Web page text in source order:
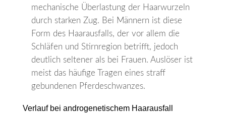
mechanische Überlastung der Haarwurzeln
durch starken Zug. Bei Männern ist diese
Form des Haarausfalls, der vor allem die
Schläfen und Stirnregion betrifft, jedoch
deutlich seltener als bei Frauen. Auslöser ist
meist das häufige Tragen eines straff
gebundenen Pferdeschwanzes.
Verlauf bei androgenetischem Haarausfall